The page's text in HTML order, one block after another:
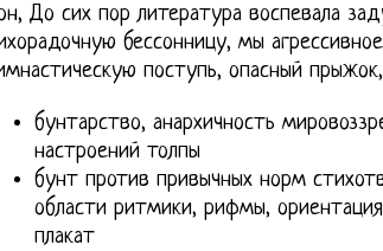
До сих пор литература воспевала
бессонницу, мы
поступь, опасный
бунтарство, анархичность
настроений толпы
бунт против привычных норм
области ритмики, рифмы,
плакат